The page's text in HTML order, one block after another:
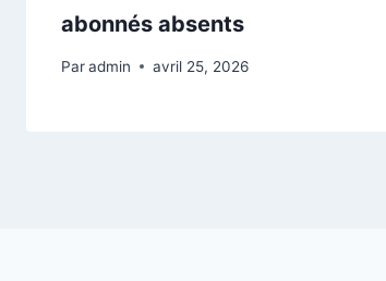
abonnés absents
Paradmin avril 25, 2026